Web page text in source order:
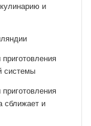
и
системы
сближает и